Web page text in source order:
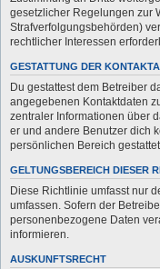
gesetzlicher Regelungen zur
Strafverfolgungsbehörden)
rechtlicher Interessen
GESTATTUNG DER
Du gestattest dem Betreiber
angegebenen Kontaktdaten
zentraler Informationen über
er und andere Benutzer dich
persönlichen Bereich
GELTUNGSBEREICH DIESER
Diese Richtlinie umfasst nur
umfassen. Sofern der
personenbezogene Daten
informieren.
AUSKUNFTSRECHT